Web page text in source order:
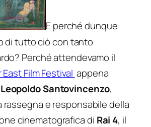
E perché dunque
di tutto ciò con tanto
Perché attendevamo il
East Film Festival appena
Leopoldo Santovincenzo,
rassegna e responsabile della
cinematografica di Rai 4, il